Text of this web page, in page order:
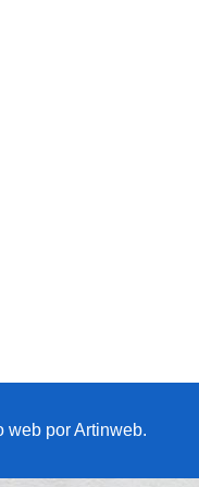
web por Artinweb.